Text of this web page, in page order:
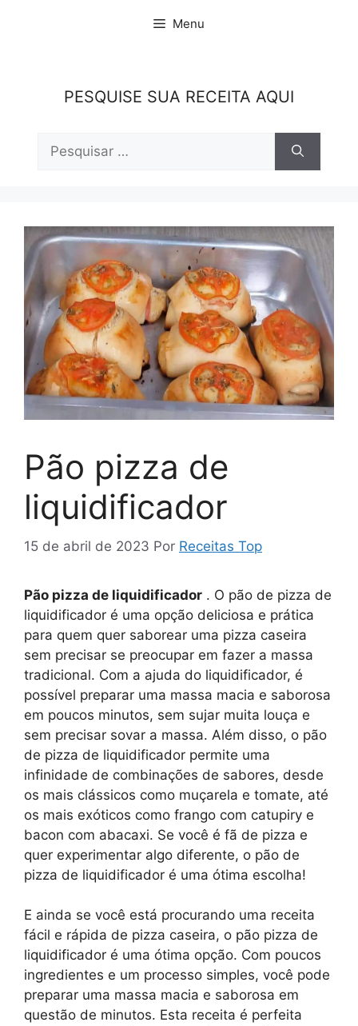
Menu
PESQUISE SUA RECEITA AQUI
por:
Pão pizza de
liquidificador
15 de abril de 2023 Por Receitas Top
Pão pizza de liquidificador . O pão de pizza de
liquidificador é uma opção deliciosa e prática
para quem quer saborear uma pizza caseira
sem precisar se preocupar em fazer a massa
tradicional. Com a ajuda do liquidificador, é
possível preparar uma massa macia e saborosa
em poucos minutos, sem sujar muita louça e
sem precisar sovar a massa. Além disso, o pão
de pizza de liquidificador permite uma
infinidade de combinações de sabores, desde
os mais clássicos como muçarela e tomate, até
os mais exóticos como frango com catupiry e
bacon com abacaxi. Se você é fã de pizza e
quer experimentar algo diferente, o pão de
pizza de liquidificador é uma ótima escolha!
E ainda se você está procurando uma receita
fácil e rápida de pizza caseira, o pão pizza de
liquidificador é uma ótima opção. Com poucos
ingredientes e um processo simples, você pode
preparar uma massa macia e saborosa em
questão de minutos. Esta receita é perfeita